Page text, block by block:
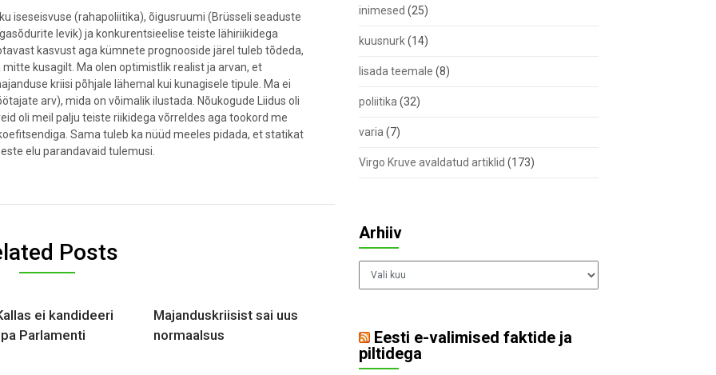
iseseisvuse (rahapoliitika), õigusruumi (Brüsseli seaduste
levik) ja konkurentsieelise teiste lähiriikidega
kasvust aga kümnete prognooside järel tuleb tõdeda,
kusagilt. Ma olen optimistlik realist ja arvan, et
kriisi põhjale lähemal kui kunagisele tipule. Ma ei
arv), mida on võimalik ilustada. Nõukogude Liidus oli
oli meil palju teiste riikidega võrreldes aga tookord me
Sama tuleb ka nüüd meeles pidada, et statikat
elu parandavaid tulemusi.
Posts
ei kandideeri
Parlamenti
Majanduskriisist sai uus
normaalsus
inimesed (25)
kuusnurk(14)
lisada teemale (8)
poliitika (32)
varia (7)
Virgo Kruve avaldatud artiklid (173)
Arhiiv
Arhiiv
Eesti e-valimised faktide ja
piltidega